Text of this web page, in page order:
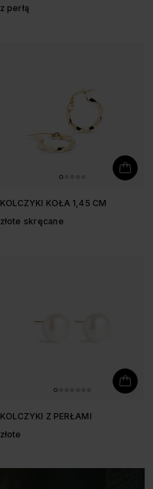
z perłą
KOLCZYKI KOŁA 1,45 CM
złote skręcane
KOLCZYKI Z PERŁAMI
złote